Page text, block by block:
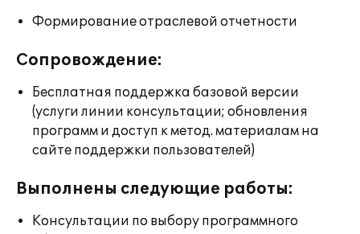
Формирование отраслевой отчетности
Сопровождение:
Бесплатная поддержка базовой версии
(услуги линии консультации; обновления
программ и доступ к метод. материалам на
сайте поддержки пользователей)
Выполнены следующие работы:
Консультации по выбору программного